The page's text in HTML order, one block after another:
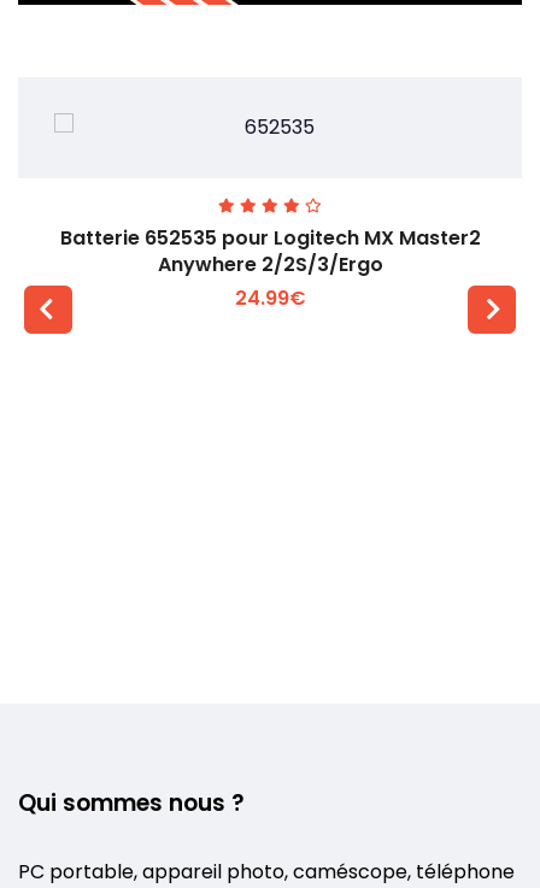
Batterie 652535 pour Logitech MX Master2
Anywhere 2/2S/3/Ergo
24.99€
Qui sommes nous ?
PC portable, appareil photo, caméscope, téléphone